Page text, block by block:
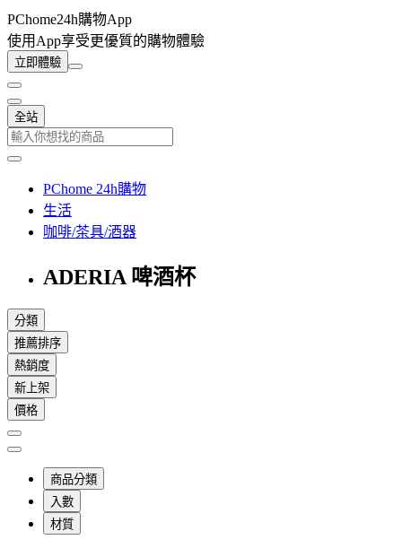
PChome24h購物App
使用App享受更優質的購物體驗
立即體驗
全站
PChome 24h購物
生活
咖啡/茶具/酒器
ADERIA 啤酒杯
分類
推薦排序
熱銷度
新上架
價格
商品分類
入數
材質